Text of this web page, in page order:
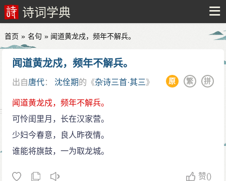
诗词学典
首页 » 名句 » 闻道黄龙戍，频年不解兵。
闻道黄龙戍，频年不解兵。
出自唐代： 沈佺期的《杂诗三首·其三》 拼
繁
原
闻道黄龙戍，频年不解兵。
可怜闺里月，长在汉家营。
少妇今春意，良人昨夜情。
谁能将旗鼓，一为取龙城。
赞()